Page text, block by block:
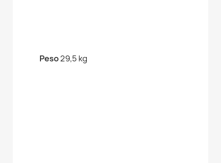
Peso29,5 kg